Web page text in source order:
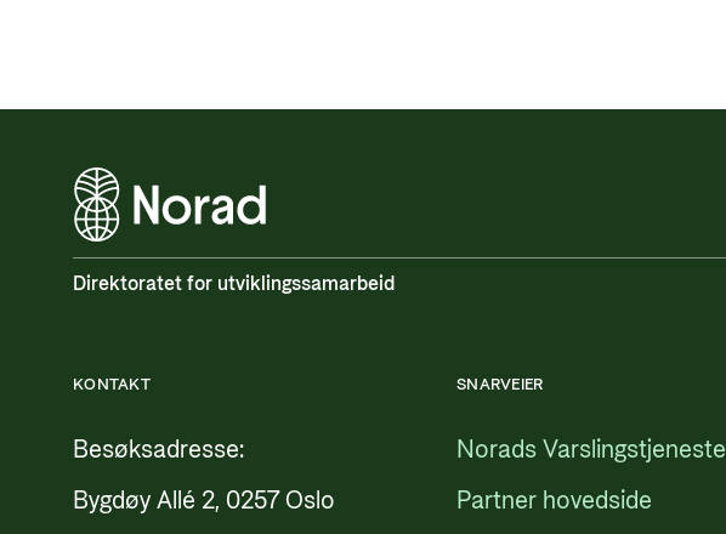
Direktoratet for utviklingssamarbeid
KONTAKT
Besøksadresse:
Bygdøy Allé 2, 0257 Oslo
SNARVEIER
Norads Varslingstjeneste
Partner hovedside